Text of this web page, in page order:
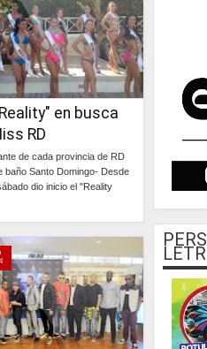
en busca
RD
de cada provincia de RD
baño Santo Domingo- Desde
dio inicio el "Reality